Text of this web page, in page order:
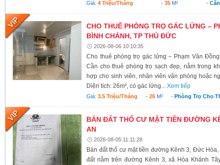
Giá:4 Triệu/tháng -35 M² -
CHO THUÊ PHÒNG TRỌ GÁC LỬNG –
BÌNH CHÁNH, TP THỦ ĐỨC
2026-08-06 10:10:35
Cho thuê phòng trọ gác lửng – Phạm Văn
Cần cho thuê phòng trọ sạch đẹp, nằm trong
hợp cho sinh viên, nhân viên văn phòng hoặc
Diện tích: 26m², có gác lửng...Xem tiếp
Giá:3.5 Triệu/tháng - 26M² -Phòng Trọ Cho
BÁN ĐẤT THỔ CƯ MẶT TIỀN ĐƯỜNG
AN
2026-08-05 11:11:28
Bán đất thổ cư mặt tiền đường Kênh 3, Đức
đất nằm trên đường Kênh 3, xã Hòa Khánh